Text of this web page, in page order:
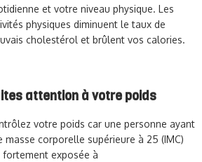
et votre niveau physique. Les
physiques diminuent le taux de
cholestérol et brûlent vos calories.
attention à votre poids
votre poids car une personne ayant
masse corporelle supérieure à 25 (IMC)
fortement exposée à